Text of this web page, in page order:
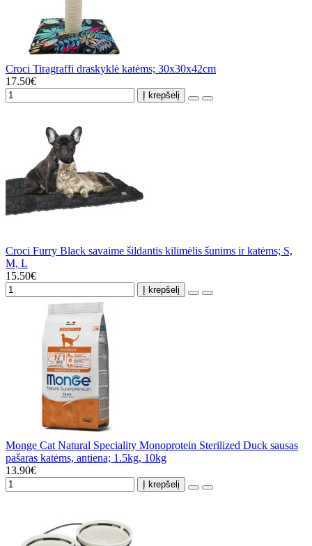
Croci Tiragraffi draskyklė katėms; 30x30x42cm
17.50€
Į krepšelį
Croci Furry Black savaime šildantis kilimėlis šunims ir katėms; S,
M, L
15.50€
Į krepšelį
Monge Cat Natural Speciality Monoprotein Sterilized Duck sausas
pašaras katėms, antiena; 1.5kg, 10kg
13.90€
Į krepšelį